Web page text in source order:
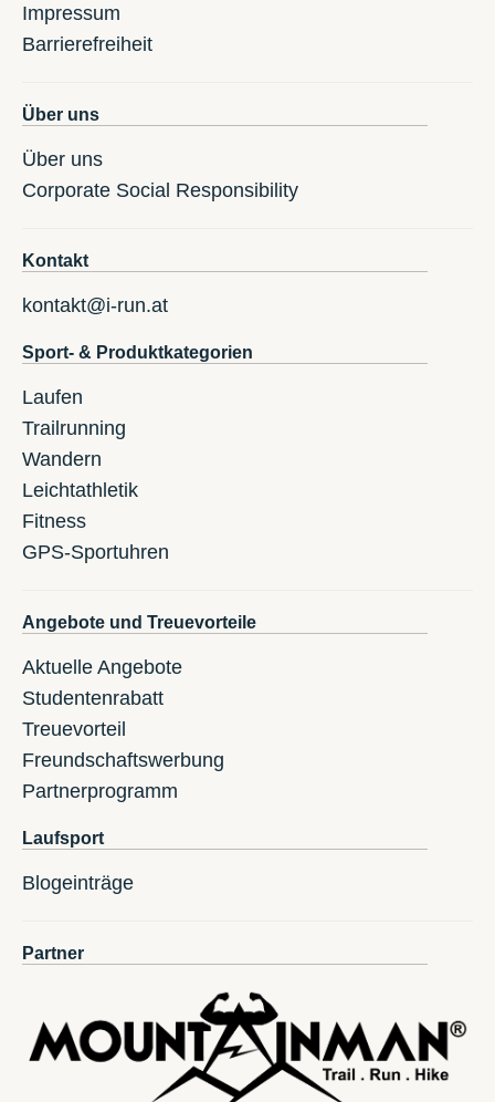
Impressum
Barrierefreiheit
Über uns
Über uns
Corporate Social Responsibility
Kontakt
kontakt@i-run.at
Sport- & Produktkategorien
Laufen
Trailrunning
Wandern
Leichtathletik
Fitness
GPS-Sportuhren
Angebote und Treuevorteile
Aktuelle Angebote
Studentenrabatt
Treuevorteil
Freundschaftswerbung
Partnerprogramm
Laufsport
Blogeinträge
Partner